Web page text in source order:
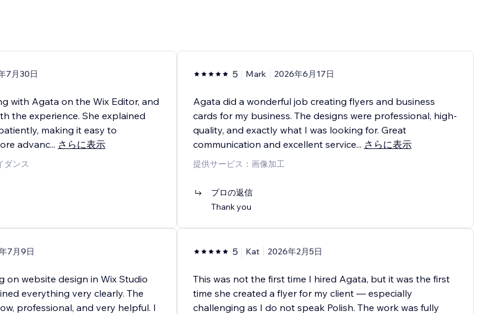
7月30日
with Agata on the Wix Editor, and
the experience. She explained
making it easy to
advanc... さらに表示
ダンス
7月9日
on website design in Wix Studio
everything very clearly. The
professional, and very helpful. I
5 Mark 2026年6月17日
Agata did a wonderful job creating flyers and business
cards for my business. The designs were professional, high-
quality, and exactly what I was looking for. Great
communication and excellent service... さらに表示
提供サービス：画像加工
プロの返信
Thank you
5 Kat 2026年2月5日
This was not the first time I hired Agata, but it was the first
time she created a flyer for my client — especially
challenging as I do not speak Polish. The work was fully